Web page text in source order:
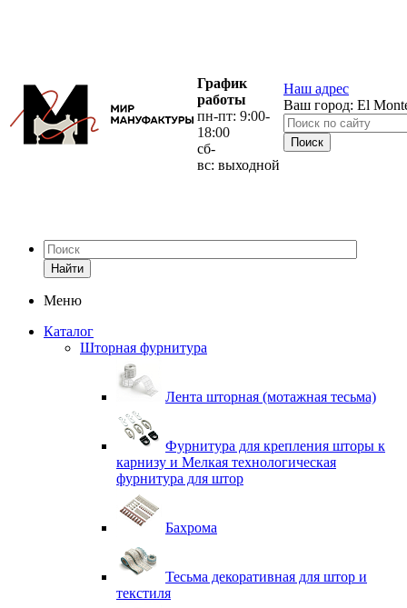
График
работы
пн-пт: 9:00-
18:00
сб-
вс: выходной
Наш адрес
Ваш город: El
Найти
Меню
Каталог
Шторная фурнитура
Лента шторная (мотажная тесьма)
Фурнитура для крепления шторы к
карнизу и Мелкая технологическая
фурнитура для штор
Бахрома
Тесьма декоративная для штор и
текстиля